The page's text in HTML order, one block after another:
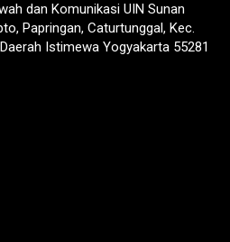
dan Komunikasi UIN Sunan
Papringan, Caturtunggal, Kec.
Istimewa Yogyakarta 55281